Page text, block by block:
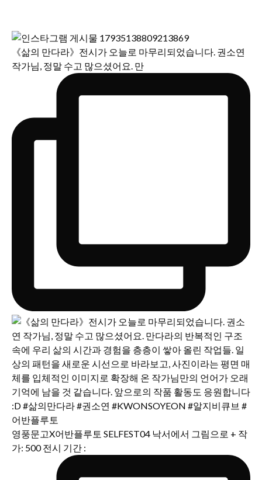
《삶의 만다라》전시가 오늘로 마무리되었습니다. 권소연
작가님, 정말 수고 많으셨어요. 만
영풍문고X어반플루토 SELFEST04 낙서에서 그림으로 + 작
가: 500 전시 기간 :